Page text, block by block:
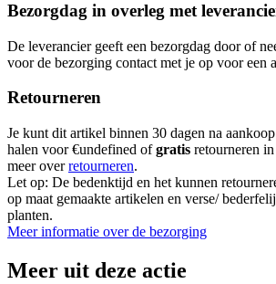
Bezorgdag in overleg met
De leverancier geeft een bezorgdag door of
voor de bezorging contact met je op voor een
Retourneren
Je kunt dit artikel binnen 30 dagen na
halen voor €undefined ofgratis retourneren
meer overretourneren.
Let op: De bedenktijd en het kunnen
op maat gemaakte artikelen en verse/
planten.
Meer informatie over de bezorging
Meer uit deze actie